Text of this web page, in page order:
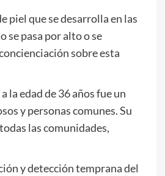
piel que se desarrolla en las
se pasa por alto o se
sobre esta
la edad de 36 años fue un
y personas comunes. Su
las comunidades,
y detección temprana del